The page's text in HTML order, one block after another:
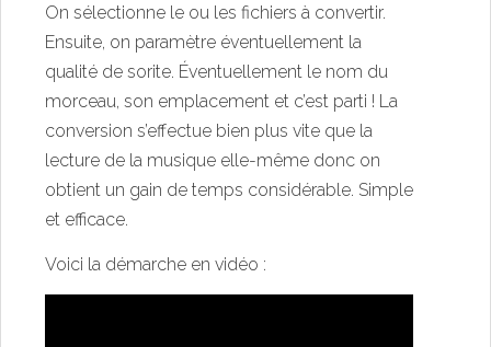
On sélectionne le ou les fichiers à convertir.
Ensuite, on paramètre éventuellement la
qualité de sorite. Éventuellement le nom du
morceau, son emplacement et c’est parti ! La
conversion s’effectue bien plus vite que la
lecture de la musique elle-même donc on
obtient un gain de temps considérable. Simple
et efficace.
Voici la démarche en vidéo :